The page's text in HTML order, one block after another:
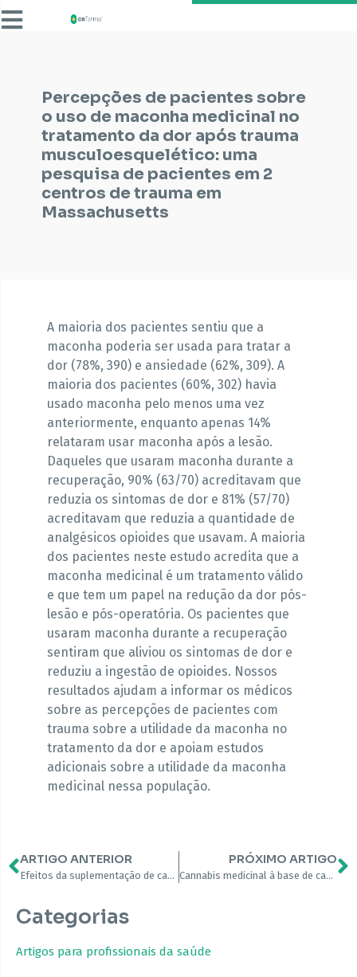
Percepções de pacientes sobre
o uso de maconha medicinal no
tratamento da dor após trauma
musculoesquelético: uma
pesquisa de pacientes em 2
centros de trauma em
Massachusetts
A maioria dos pacientes sentiu que a
maconha poderia ser usada para tratar a
dor (78%, 390) e ansiedade (62%, 309). A
maioria dos pacientes (60%, 302) havia
usado maconha pelo menos uma vez
anteriormente, enquanto apenas 14%
relataram usar maconha após a lesão.
Daqueles que usaram maconha durante a
recuperação, 90% (63/70) acreditavam que
reduzia os sintomas de dor e 81% (57/70)
acreditavam que reduzia a quantidade de
analgésicos opioides que usavam. A maioria
dos pacientes neste estudo acredita que a
maconha medicinal é um tratamento válido
e que tem um papel na redução da dor pós-
lesão e pós-operatória. Os pacientes que
usaram maconha durante a recuperação
sentiram que aliviou os sintomas de dor e
reduziu a ingestão de opioides. Nossos
resultados ajudam a informar os médicos
sobre as percepções de pacientes com
trauma sobre a utilidade da maconha no
tratamento da dor e apoiam estudos
adicionais sobre a utilidade da maconha
medicinal nessa população.
ARTIGO ANTERIOR
Efeitos da suplementação de canabidiol na regeneração muscular esquelética após treinamento de resistência intensivo
PRÓXIMO ARTIGO
Cannabis medicinal à base de canabidiol em crianças com autismo – um estudo retrospectivo de viabilidade
Categorias
Artigos para profissionais da saúde